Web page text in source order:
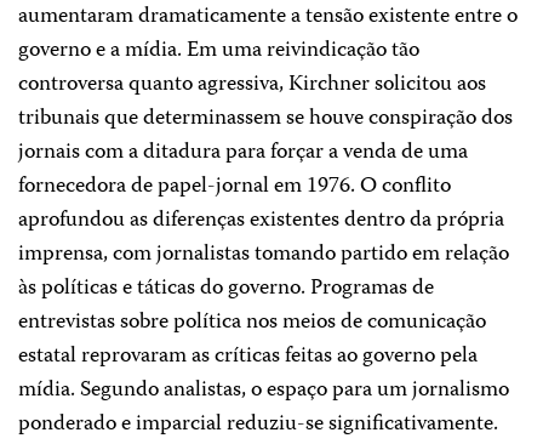
aumentaram dramaticamente a tensão existente entre o
governo e a mídia. Em uma reivindicação tão
controversa quanto agressiva, Kirchner solicitou aos
tribunais que determinassem se houve conspiração dos
jornais com a ditadura para forçar a venda de uma
fornecedora de papel-jornal em 1976. O conflito
aprofundou as diferenças existentes dentro da própria
imprensa, com jornalistas tomando partido em relação
às políticas e táticas do governo. Programas de
entrevistas sobre política nos meios de comunicação
estatal reprovaram as críticas feitas ao governo pela
mídia. Segundo analistas, o espaço para um jornalismo
ponderado e imparcial reduziu-se significativamente.